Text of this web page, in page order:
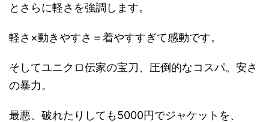
とさらに軽さを強調します。
軽さ×動きやすさ＝着やすすぎて感動です。
そしてユニクロ伝家の宝刀、圧倒的なコスパ。安さ
の暴力。
最悪、破れたりしても5000円でジャケットを、